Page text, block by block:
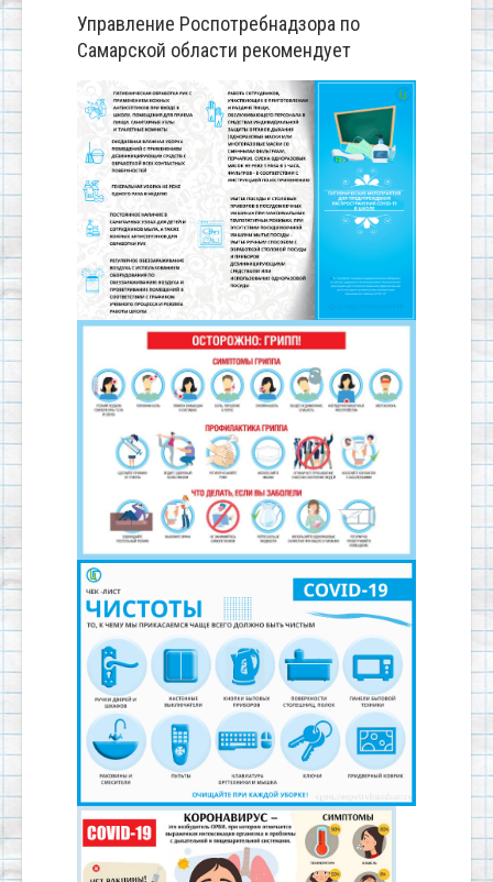
Управление Роспотребнадзора по
Самарской области рекомендует